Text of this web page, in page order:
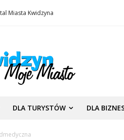
Miasta Kwidzyna
DLA TURYSTÓW DLA